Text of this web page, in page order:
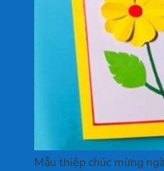
Mẫu thiệp chúc mừng